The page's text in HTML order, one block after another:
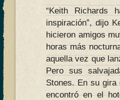
“Keith Richards
inspiración”, dijo
hicieron amigos
horas más
aquella vez que
Pero sus
Stones. En su gira
encontró en el